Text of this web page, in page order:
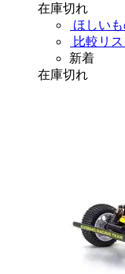
在庫切れ
ほしい
比較リ
新着
在庫切れ